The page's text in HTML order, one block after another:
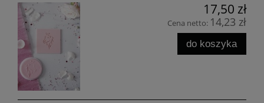
17,50 zł
Cena netto: 14,23 zł
do koszyka